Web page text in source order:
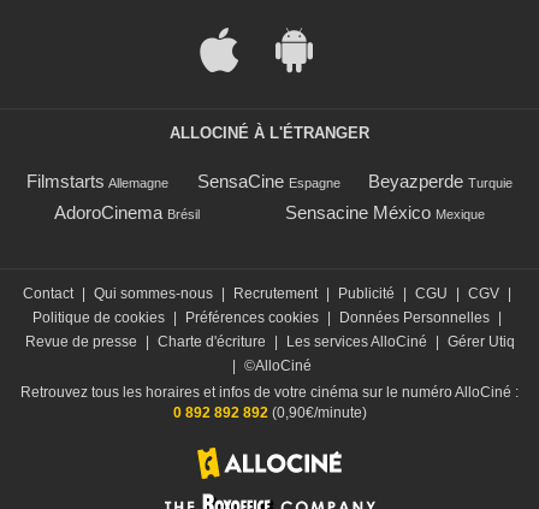
ALLOCINÉ À L'ÉTRANGER
Filmstarts Allemagne SensaCine Espagne Beyazperde Turquie
AdoroCinema Brésil Sensacine México Mexique
Contact Qui sommes-nous Recrutement Publicité CGU CGV
Politique de cookies
Préférences cookies Données Personnelles
Revue de presse
Charte d'écriture Les services AlloCiné
Gérer Utiq
©AlloCiné
Retrouvez tous les horaires et infos de votre cinéma sur le numéro AlloCiné :
0 892 892 892(0,90€/minute)